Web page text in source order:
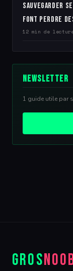
Sauvegarder
font perdre
12 min de
Newsletter
1 guide utile par
GROS